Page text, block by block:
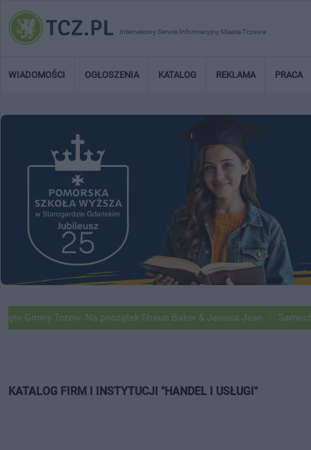
Internetowy Serwis Informacyjny Miasta Tczewa
WIADOMOŚCI OGŁOSZENIA KATALOG REKLAMA PRACA
Tczew. Na początek Shaun Baker & Jessica Jean Samochody
KATALOG FIRM I INSTYTUCJI "HANDEL I USŁUGI"